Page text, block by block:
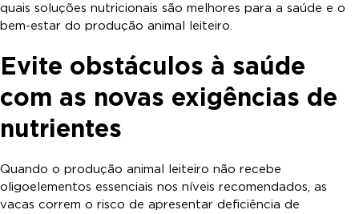
quais soluções nutricionais são melhores para a saúde e o
bem-estar do produção animal leiteiro.
Evite obstáculos à saúde
com as novas exigências de
nutrientes
Quando o produção animal leiteiro não recebe
oligoelementos essenciais nos níveis recomendados, as
vacas correm o risco de apresentar deficiência de